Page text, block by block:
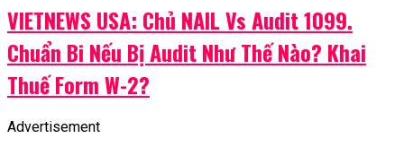
VIETNEWS USA: Chủ NAIL Vs Audit 1099.
Chuẩn Bi Nếu Bị Audit Như Thế Nào? Khai
Thuế Form W-2?
Advertisement